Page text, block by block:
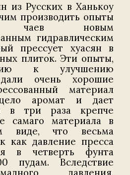
из Русских в Ханькоу
производить опыты
чаев новым
гидравлическим
прессует хуасян в
плиток. Эти опыты,
к улучшению
дали очень хорошие
материал
аромат и дает
в три раза крепче
самаго материала в
виде, что весьма
как давление пресса
в четверть фунта
пудам. Вследствие
давления,